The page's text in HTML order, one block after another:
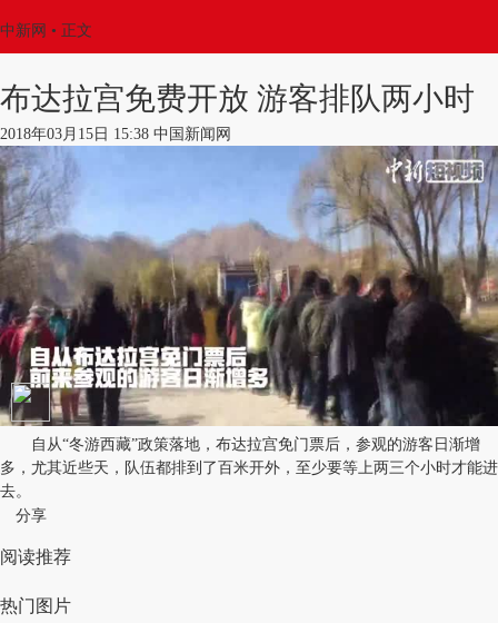
中新网 • 正文
布达拉宫免费开放 游客排队两小时
2018年03月15日 15:38 中国新闻网
自从“冬游西藏”政策落地，布达拉宫免门票后，参观的游客日渐增
多，尤其近些天，队伍都排到了百米开外，至少要等上两三个小时才能进
去。
分享
阅读推荐
热门图片